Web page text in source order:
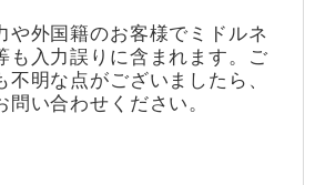
外国籍のお客様でミドルネ
も入力誤りに含まれます。ご
明な点がございましたら、
問い合わせください。